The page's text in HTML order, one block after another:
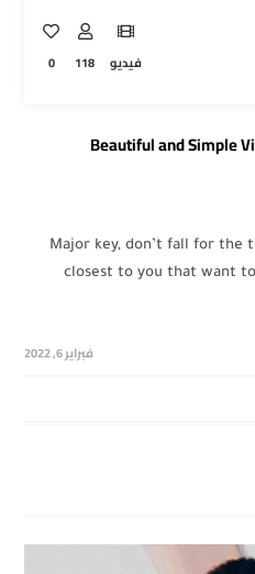
فيديو 118
0
Beautiful and Simple
Major key, don’t fall for the
closest to you that want
فبراير 6, 2022